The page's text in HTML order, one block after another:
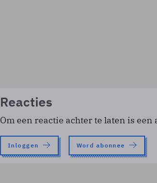
Reacties
Om een reactie achter te laten is een
Inloggen Word abonnee